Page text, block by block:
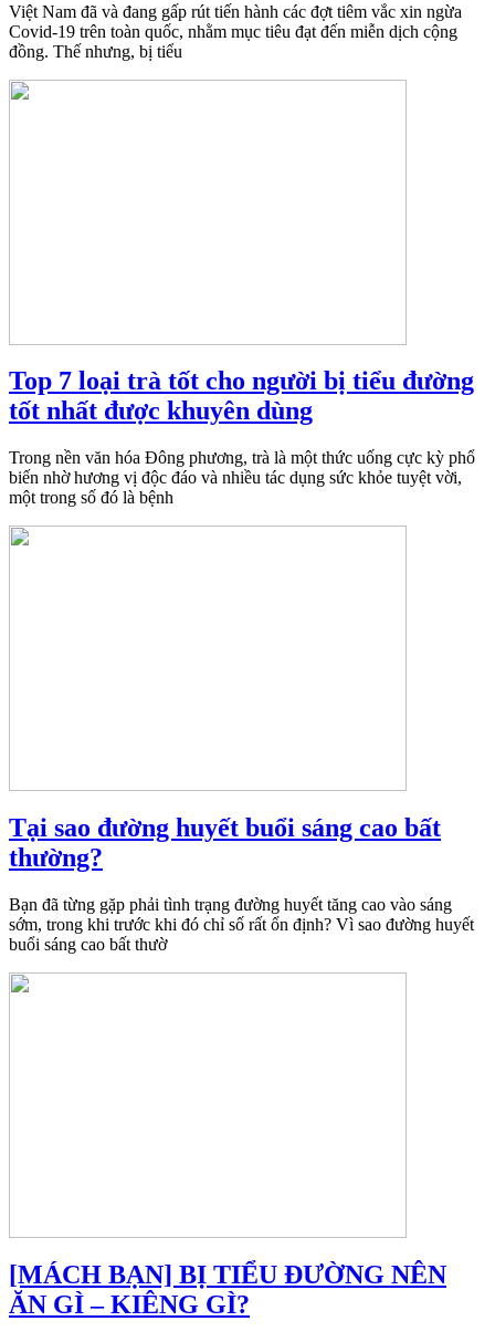
Việt Nam đã và đang gấp rút tiến hành các đợt tiêm vắc xin ngừa
Covid-19 trên toàn quốc, nhằm mục tiêu đạt đến miễn dịch cộng
đồng. Thế nhưng, bị tiểu
Top 7 loại trà tốt cho người bị tiểu đường
tốt nhất được khuyên dùng
Trong nền văn hóa Đông phương, trà là một thức uống cực kỳ phổ
biến nhờ hương vị độc đáo và nhiều tác dụng sức khỏe tuyệt vời,
một trong số đó là bệnh
Tại sao đường huyết buổi sáng cao bất
thường?
Bạn đã từng gặp phải tình trạng đường huyết tăng cao vào sáng
sớm, trong khi trước khi đó chỉ số rất ổn định? Vì sao đường huyết
buổi sáng cao bất thườ
[MÁCH BẠN] BỊ TIỂU ĐƯỜNG NÊN
ĂN GÌ – KIÊNG GÌ?